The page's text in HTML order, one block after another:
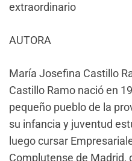
extraordinario
AUTORA
María Josefina Castillo
Castillo Ramo nació en
pequeño pueblo de la
su infancia y juventud
luego cursar
Complutense de Madrid,